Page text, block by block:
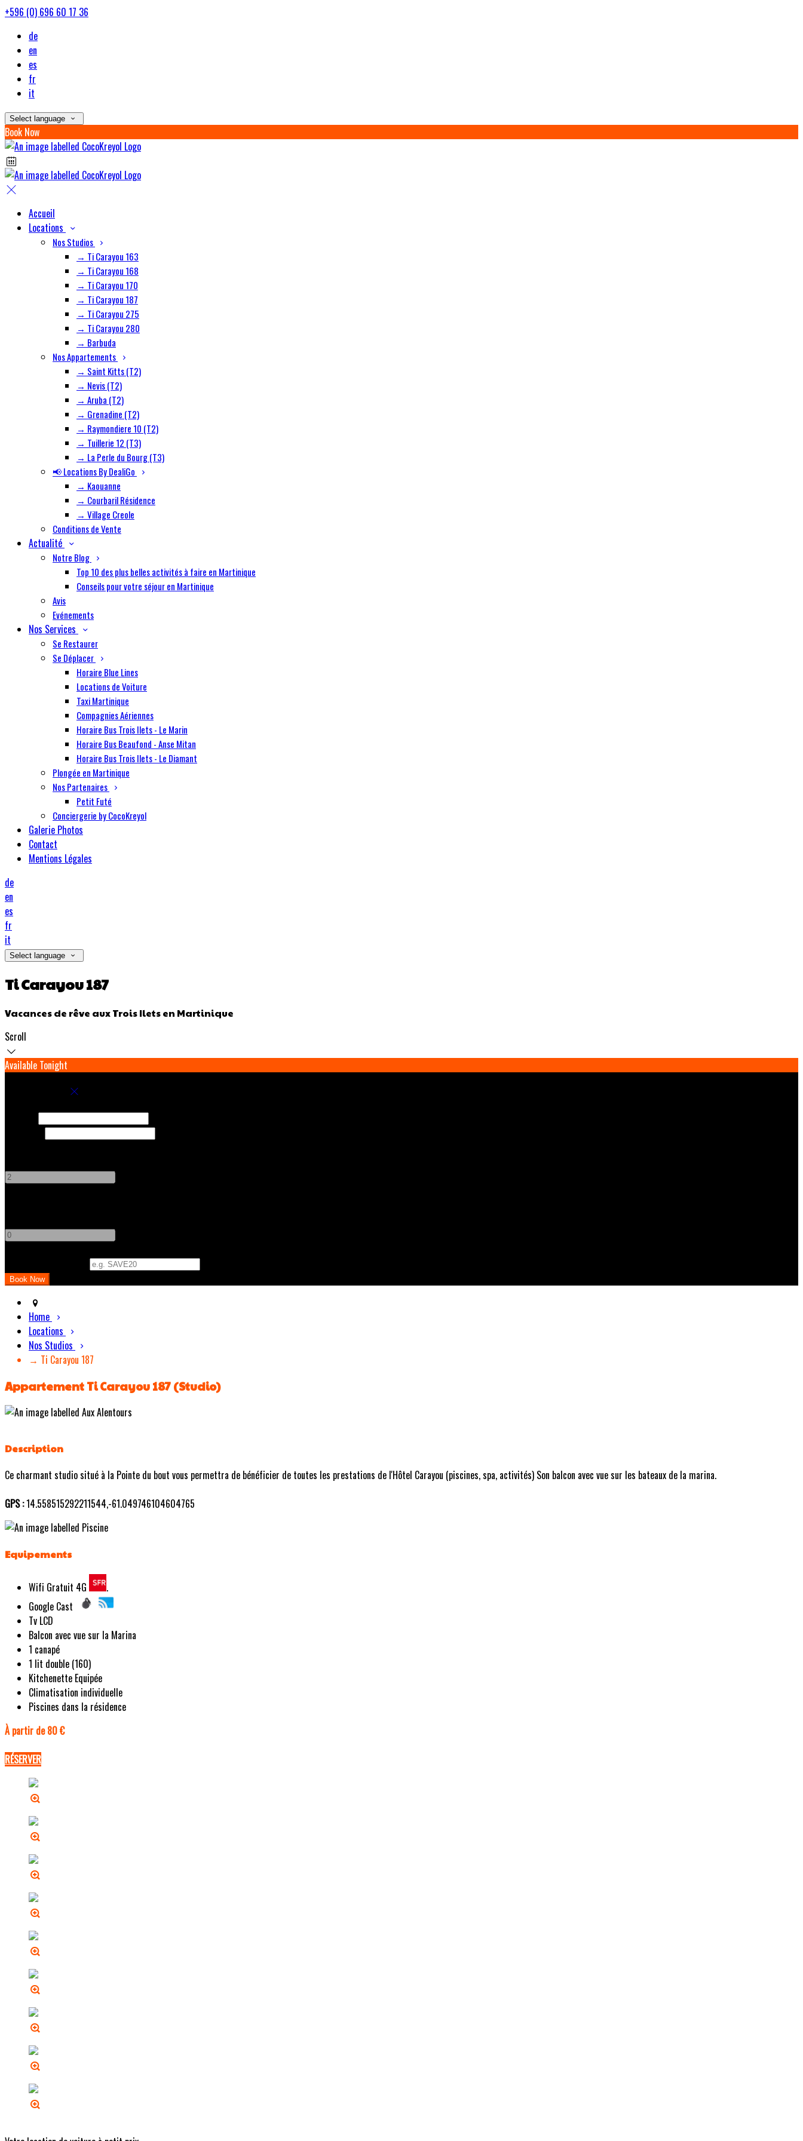
+596 (0) 696 60 17 36
de
en
es
fr
it
Select language
Book Now
Accueil
Locations
Nos Studios
→ Ti Carayou 163
→ Ti Carayou 168
→ Ti Carayou 170
→ Ti Carayou 187
→ Ti Carayou 275
→ Ti Carayou 280
→ Barbuda
Nos Appartements
→ Saint Kitts (T2)
→ Nevis (T2)
→ Aruba (T2)
→ Grenadine (T2)
→ Raymondiere 10 (T2)
→ Tuillerie 12 (T3)
→ La Perle du Bourg (T3)
📢 Locations By DealiGo
→ Kaouanne
→ Courbaril Résidence
→ Village Creole
Conditions de Vente
Actualité
Notre Blog
Top 10 des plus belles activités à faire en Martinique
Conseils pour votre séjour en Martinique
Avis
Evénements
Nos Services
Se Restaurer
Se Déplacer
Horaire Blue Lines
Locations de Voiture
Taxi Martinique
Compagnies Aériennes
Horaire Bus Trois Ilets - Le Marin
Horaire Bus Beaufond - Anse Mitan
Horaire Bus Trois Ilets - Le Diamant
Plongée en Martinique
Nos Partenaires
Petit Futé
Conciergerie by CocoKreyol
Galerie Photos
Contact
Mentions Légales
de
en
es
fr
it
Select language
Ti Carayou 187
Vacances de rêve aux Trois Ilets en Martinique
Scroll
Available Tonight
Home
Locations
Nos Studios
→ Ti Carayou 187
Appartement Ti Carayou 187 (Studio)
Description
Ce charmant studio situé à la Pointe du bout vous permettra de bénéficier de toutes les prestations de l'Hôtel Carayou (piscines, spa, activités) Son balcon avec vue sur les bateaux de la marina.
GPS :14.558515292211544,-61.049746104604765
Equipements
Wifi Gratuit 4G
.
Google Cast
Tv LCD
Balcon avec vue sur la Marina
1 canapé
1 lit double (160)
Kitchenette Equipée
Climatisation individuelle
Piscines dans la résidence
À partir de 80 €
RÉSERVER